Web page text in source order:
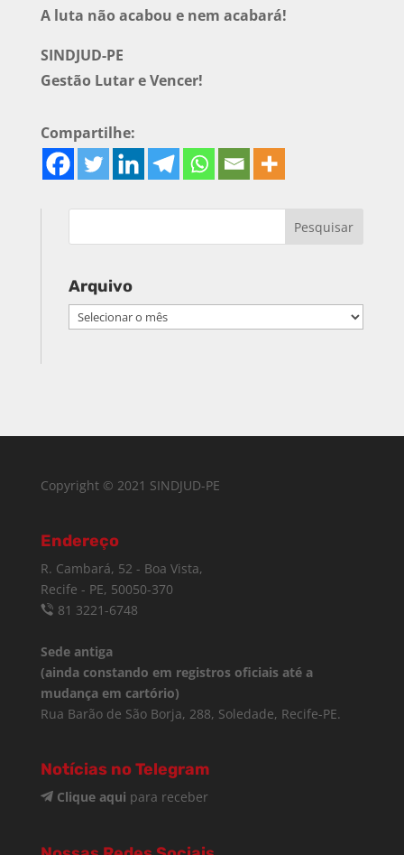
A luta não acabou e nem acabará!
SINDJUD-PE
Gestão Lutar e Vencer!
Compartilhe:
Arquivo
Arquivo
Copyright © 2021 SINDJUD-PE
Endereço
R. Cambará, 52 - Boa Vista,
Recife - PE, 50050-370
81 3221-6748
Sede antiga
(ainda constando em registros oficiais até a
mudança em cartório)
Rua Barão de São Borja, 288, Soledade, Recife-PE.
Notícias no Telegram
Clique aqui para receber